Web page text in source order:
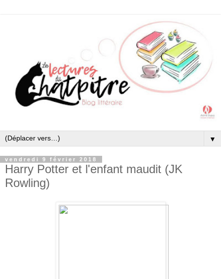
▼
vendredi 9 février 2018
Harry Potter et l'enfant maudit (JK
Rowling)